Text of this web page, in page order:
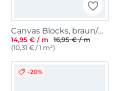
Canvas Blocks, braun/blassorange
14,95 € / m
16,95 € / m
(10,31 € / 1 m²)
-20%